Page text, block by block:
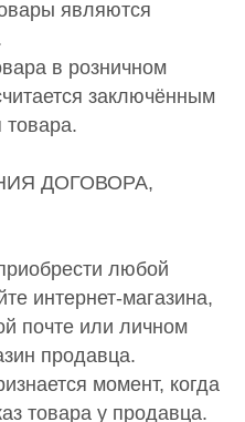
являются
в розничном
заключённым
товара.
ДОГОВОРА,
любой
интернет-магазина,
почте или личном
продавца.
момент, когда
товара у продавца.